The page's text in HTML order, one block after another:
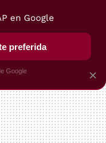
VEGUI
×
en Google
preferida
Google